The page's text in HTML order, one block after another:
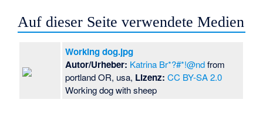
Auf dieser Seite verwendete Medien
Working dog.jpg
Autor/Urheber: Katrina Br*?#*!@ndfrom
portland OR, usa, Lizenz: CC BY-SA 2.0
Working dog with sheep